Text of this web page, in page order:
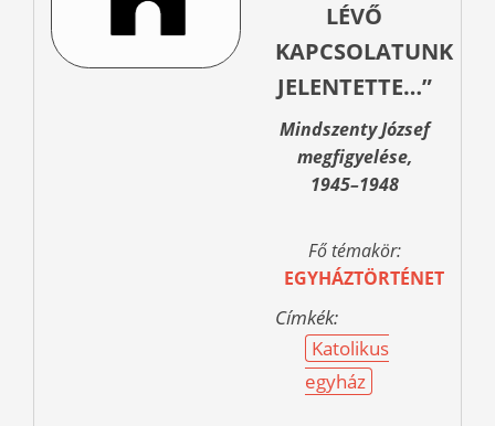
LÉVŐ
KAPCSOLATUNK
JELENTETTE…”
Mindszenty József
megfigyelése,
1945–1948
Fő témakör:
EGYHÁZTÖRTÉNET
Címkék:
Katolikus
egyház